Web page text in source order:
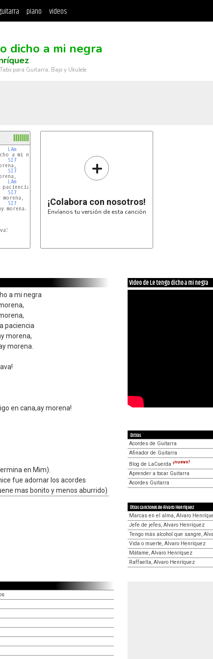
piano videos
dicho a mi negra
para Guitarra, Bajo y Ukulele
LAm
SI7
SI7
LAm
SI7
SI7
morena.
+
¡Colabora con nosotros!
Envíanos tu versión de esta canción
a mi negra
paciencia
morena,
morena.
en cana,ay morena!
en Mim).
fue adornar los acordes
mas bonito y menos aburrido)
Video de Le tengo dicho a mi negra
Extras
Acordes de Guitarra
Afinador de Guitarra
Blog de LaCuerda ¡nuevo!
Aprender a tocar Guitarra
Acordes Guitarra
Otras canciones de Alvaro Henríquez
Marcas en el alma, Alvaro
Jefe de jefes, Alvaro Henríquez
Tengo más alcohol que sangre,
Vida o muerte, Alvaro Henríquez
Mátame, Alvaro Henríquez
Raffaella, Alvaro Henríquez